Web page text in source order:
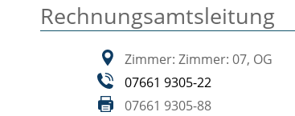
Rechnungsamtsleitung
Zimmer: Zimmer: 07, OG
07661 9305-22
07661 9305-88